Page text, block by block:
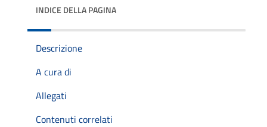
INDICE DELLA PAGINA
Descrizione
A cura di
Allegati
Contenuti correlati